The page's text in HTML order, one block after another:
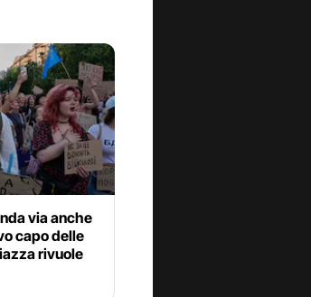
via anche
capo delle
rivuole